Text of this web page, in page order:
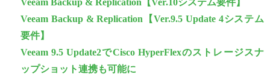
Veeam Backup & Replication【Ver.10システム要件】
Veeam Backup & Replication【Ver.9.5 Update 4システム
要件】
Veeam 9.5 Update2でCisco HyperFlexのストレージスナ
ップショット連携も可能に